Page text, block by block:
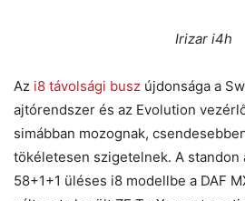
Irizar i4h
Az i8 távolsági busz újdonsága a
ajtórendszer és az Evolution
simábban mozognak,
tökéletesen szigetelnek. A standon
58+1+1 üléses i8 modellbe a DAF